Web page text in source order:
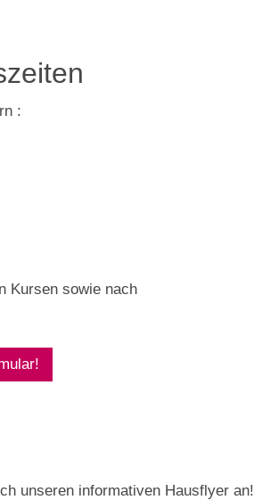
:
Kursen sowie nach
unseren informativen Hausflyer an!